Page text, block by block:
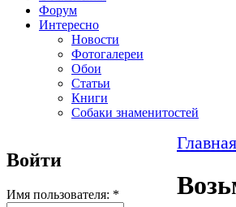
Форум
Интересно
Новости
Фотогалереи
Обои
Статьи
Книги
Собаки знаменитостей
Войти
Имя пользователя: *
Главная